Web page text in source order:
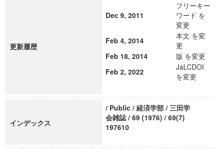
更新履歴
Dec 9, 2011
フリーキー
ワード を
変更
Feb 4, 2014
本文 を変
更
Feb 18, 2014
版 を変更
Feb 2, 2022
JaLCDOI
を変更
インデックス
/ Public / 経済学部 / 三田学
会雑誌 / 69 (1976) / 69(7)
197610